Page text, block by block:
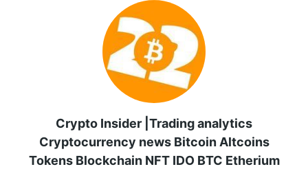
Crypto Insider |Trading analytics
Cryptocurrency news Bitcoin Altcoins
Tokens Blockchain NFT IDO BTC Etherium